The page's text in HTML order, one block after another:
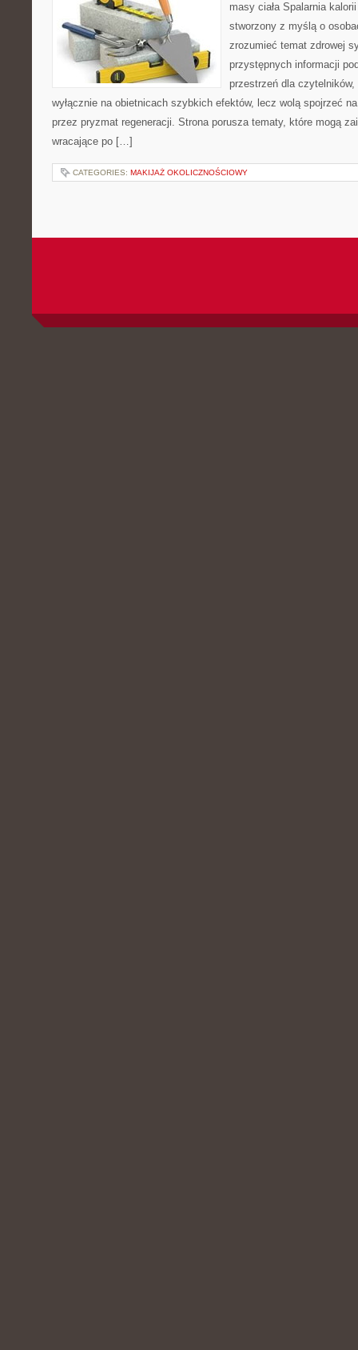
masy ciała Spalarnia
stworzony z myślą o
zrozumieć temat zdrowej
przystępnych informacji
przestrzeń dla
wyłącznie na obietnicach szybkich efektów, lecz wolą spojrzeć
przez pryzmat regeneracji. Strona porusza tematy, które mogą
wracające po […]
CATEGORIES: MAKIJAŻ OKOLICZNOŚCIOWY